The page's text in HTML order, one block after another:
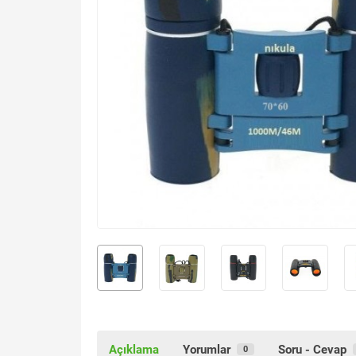
Açıklama Yorumlar 0 Soru - Cevap